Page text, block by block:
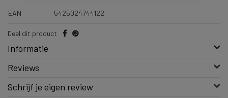
EAN 5425024744122
Deel dit product
Informatie
Reviews
Schrijf je eigen review